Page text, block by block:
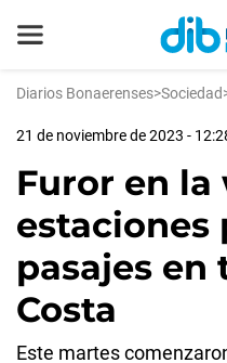
Diarios Bonaerenses>Sociedad
21 de noviembre de 2023 -
Furor en la
estaciones
pasajes en
Costa
Este martes